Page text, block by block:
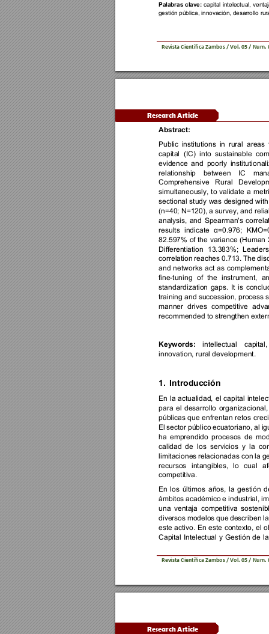
Revista Científica Zambos / Vol. 05 / Num.
Palabras clave: capital intelectual,
gestión pública, innovación, desarrollo
Research Article
Revista Científica Zambos / Vol. 05 / Num.
Abstract:
Public institutions in rural areas
capital
(IC) into sustainable
evidence and poorly
relationship
between IC
Comprehensive
Rural
simultaneously, to validate a
sectional study was designed
(n=40; N=120), a survey, and
analysis, and Spearman's
results indicate α=0.976;
82.597% of the variance (Human
Differentiation
13.383%;
correlation reaches 0.713. The
and networks act as
fine-tuning of the instrument,
standardization gaps. It is
training and succession, process
manner drives competitive
recommended to strengthen
Keywords: intellectual
capital,
innovation, rural development.
1. Introducción
En la actualidad, el capital
para el desarrollo
públicas que enfrentan retos
El sector público ecuatoriano, al
ha emprendido procesos de
calidad de los servicios y la
limitaciones relacionadas con la
recursos
intangibles, lo cual
competitiva.
En los últimos años, la gestión
ámbitos académico e industrial,
una ventaja competitiva
diversos modelos que describen
este activo. En este contexto, el
Capital Intelectual y Gestión de
Research Article